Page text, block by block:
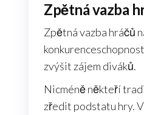
Zpětná vazba
Zpětná vazba hráčů
zvýšit zájem diváků.
Nicméně někteří
zředit podstatu hry.